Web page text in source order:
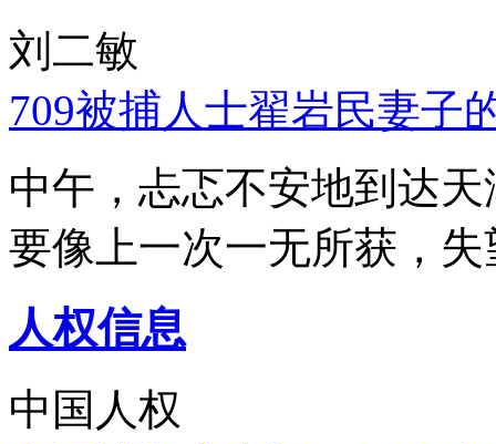
刘二敏
709被捕人士翟岩民妻子
中午，忐忑不安地到达
要像上一次一无所获，
人权信息
中国人权